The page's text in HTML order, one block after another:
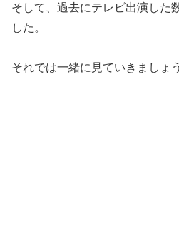
そして、過去にテレビ出演した
した。
それでは一緒に見ていきましょ